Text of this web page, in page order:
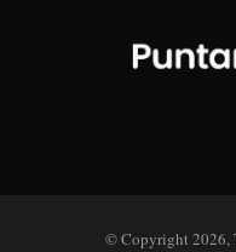
© Copyright 2026,